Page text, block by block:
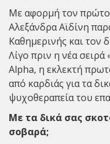
Με αφορμή τον πρώτο
Αλεξάνδρα Αϊδίνη
Καθημερινής και
Λίγο πριν η νέα
Alpha, η εκλεκτή
από καρδιάς για τα
ψυχοθεραπεία του
Με τα δικά σας
σοβαρά;